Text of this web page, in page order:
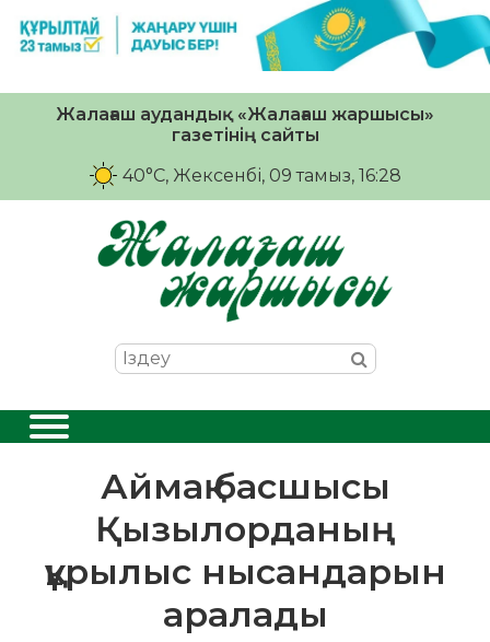
Жалағаш аудандық «Жалағаш жаршысы»
газетінің сайты
40°C, Жексенбі, 09 тамыз, 16:28
Аймақ басшысы
Қызылорданың
құрылыс нысандарын
аралады